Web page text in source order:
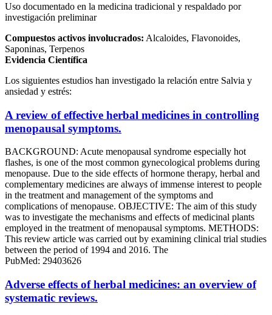
Uso documentado en la medicina tradicional y respaldado por
investigación preliminar
Compuestos activos involucrados: Alcaloides, Flavonoides,
Saponinas, Terpenos
Evidencia Científica
Los siguientes estudios han investigado la relación entre Salvia y
ansiedad y estrés:
A review of effective herbal medicines in controlling
menopausal symptoms.
BACKGROUND: Acute menopausal syndrome especially hot
flashes, is one of the most common gynecological problems during
menopause. Due to the side effects of hormone therapy, herbal and
complementary medicines are always of immense interest to people
in the treatment and management of the symptoms and
complications of menopause. OBJECTIVE: The aim of this study
was to investigate the mechanisms and effects of medicinal plants
employed in the treatment of menopausal symptoms. METHODS:
This review article was carried out by examining clinical trial studies
between the period of 1994 and 2016. The
PubMed: 29403626
Adverse effects of herbal medicines: an overview of
systematic reviews.